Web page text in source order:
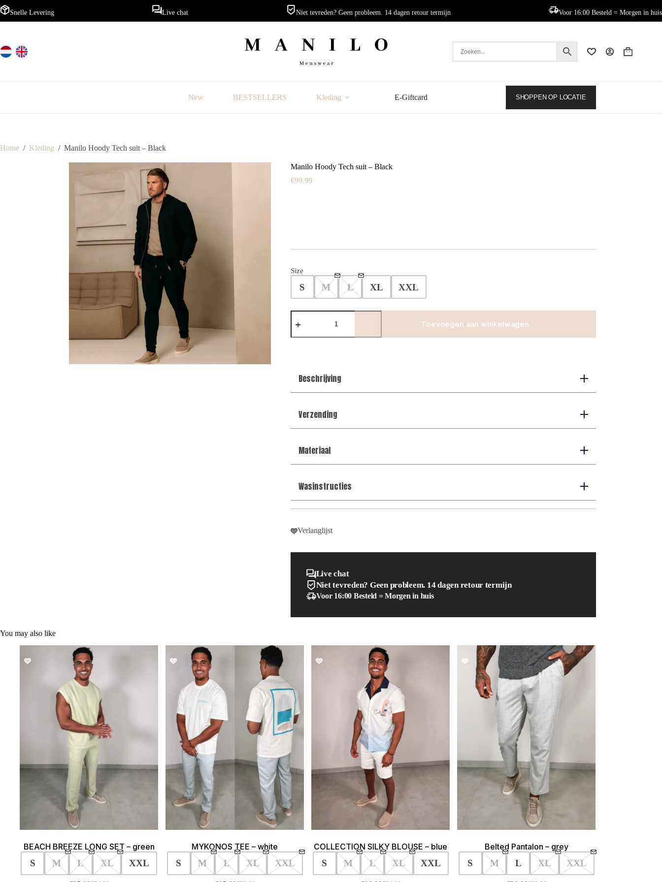
Ga
naar
de
Snelle Levering Live chat Niet tevreden? Geen probleem. 14 dagen retour termijn Voor 16:00 Besteld = Morgen in huis
New BESTSELLERS Kleding E-Giftcard SHOPPEN OP LOCATIE
Home / Kleding / Manilo Hoody Tech suit – Black
Manilo Hoody Tech suit – Black
€99.99
Size
S M L XL XXL
Manilo
Hoody
suit
Toevoegen aan winkelwagen
Beschrijving
Verzending
Materiaal
Wasinstructies
Verlanglijst
Live chat
Niet tevreden? Geen probleem. 14 dagen retour termijn
Voor 16:00 Besteld = Morgen in huis
You may also like
BEACH BREEZE LONG SET – green
S M L XL XXL
SALE!
MYKONOS TEE – white
S M L XL XXL
SALE!
COLLECTION SILKY BLOUSE – blue
S M L XL XXL
SALE!
Belted Pantalon – grey
S M L XL XXL